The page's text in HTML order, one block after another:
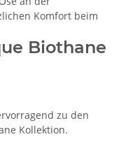
Komfort beim
Biothane
zu den
Kollektion.